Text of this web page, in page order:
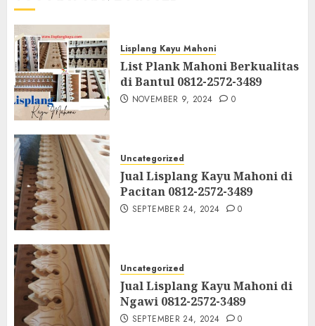
Lisplang Kayu Mahoni
List Plank Mahoni Berkualitas
di Bantul 0812-2572-3489
NOVEMBER 9, 2024 0
Uncategorized
Jual Lisplang Kayu Mahoni di
Pacitan 0812-2572-3489
SEPTEMBER 24, 2024 0
Uncategorized
Jual Lisplang Kayu Mahoni di
Ngawi 0812-2572-3489
SEPTEMBER 24, 2024 0